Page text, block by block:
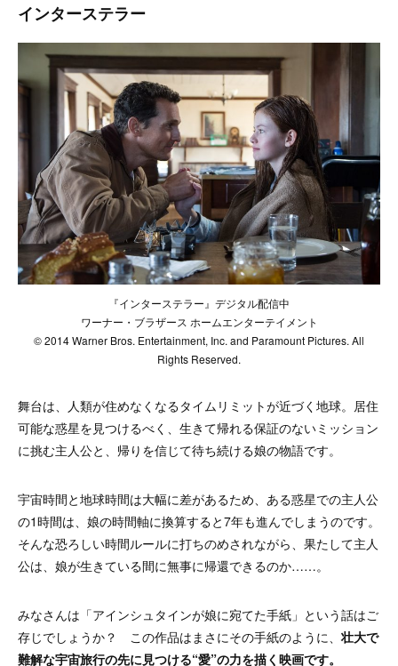
インターステラー
『インターステラー』デジタル配信中
ワーナー・ブラザース ホームエンターテイメント
© 2014 Warner Bros. Entertainment, Inc. and Paramount Pictures. All
Rights Reserved.
舞台は、
人類が住めなくなるタイムリミットが近づく地球。居住
可能な惑星を見つけるべく、生きて帰れる保証のないミッション
に挑む主人公と、帰りを信じて待ち続ける娘の物語です。
宇宙時間と地球時間は大幅に差があるため、ある惑星での主人公
の1時間は、娘の時間軸に換算すると7年も進んでしまうのです。
そんな恐ろしい時間ルールに打ちのめされながら、果たして主人
公は、娘が生きている間に無事に帰還できるのか……。
みなさんは「アインシュタインが娘に宛てた手紙」という話はご
存じでしょうか？ この作品はまさにその手紙のように、 壮大で
難解な宇宙旅行の先に見つける“愛”の力を描く映画です。